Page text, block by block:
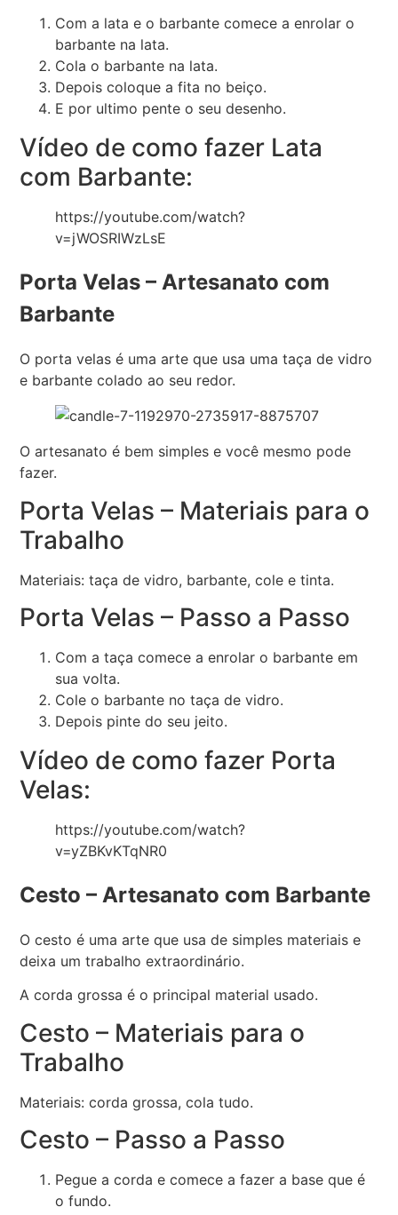
Com a lata e o barbante comece a enrolar o
barbante na lata.
Cola o barbante na lata.
Depois coloque a fita no beiço.
E por ultimo pente o seu desenho.
Vídeo de como fazer Lata
com Barbante:
https://youtube.com/watch?
v=jWOSRIWzLsE
Porta Velas – Artesanato com
Barbante
O porta velas é uma arte que usa uma taça de vidro
e barbante colado ao seu redor.
O artesanato é bem simples e você mesmo pode
fazer.
Porta Velas – Materiais para o
Trabalho
Materiais: taça de vidro, barbante, cole e tinta.
Porta Velas – Passo a Passo
Com a taça comece a enrolar o barbante em
sua volta.
Cole o barbante no taça de vidro.
Depois pinte do seu jeito.
Vídeo de como fazer Porta
Velas:
https://youtube.com/watch?
v=yZBKvKTqNR0
Cesto – Artesanato com Barbante
O cesto é uma arte que usa de simples materiais e
deixa um trabalho extraordinário.
A corda grossa é o principal material usado.
Cesto – Materiais para o
Trabalho
Materiais: corda grossa, cola tudo.
Cesto – Passo a Passo
Pegue a corda e comece a fazer a base que é
o fundo.